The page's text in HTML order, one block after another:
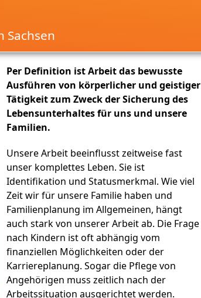
Sachsen
Per Definition ist Arbeit das bewusste
Ausführen von körperlicher und geistiger
Tätigkeit zum Zweck der Sicherung des
Lebensunterhaltes für uns und unsere
Familien.
Unsere Arbeit beeinflusst zeitweise fast
unser komplettes Leben. Sie ist
Identifikation und Statusmerkmal. Wie viel
Zeit wir für unsere Familie haben und
Familienplanung im Allgemeinen, hängt
auch stark von unserer Arbeit ab. Die Frage
nach Kindern ist oft abhängig vom
finanziellen Möglichkeiten oder der
Karriereplanung. Sogar die Pflege von
Angehörigen muss zeitlich nach der
Arbeitssituation ausgerichtet werden.